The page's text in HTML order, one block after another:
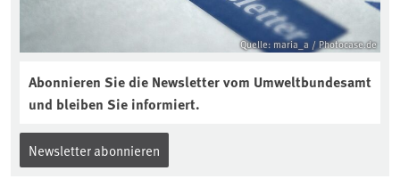
Quelle: maria_a / Photocase.de
Abonnieren Sie die Newsletter vom Umweltbundesamt
und bleiben Sie informiert.
Newsletter abonnieren